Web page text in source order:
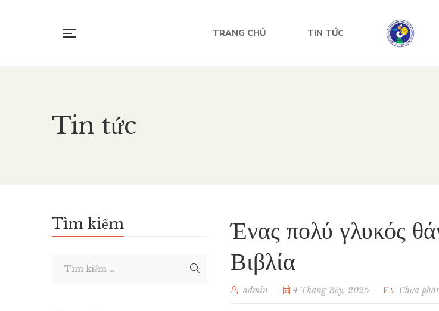
TRANG CHỦ TIN TỨC
Tin tức
Ένας πολύ γλυκός
Βιβλία
admin 4 Tháng Bảy, 2025 Chưa
Tìm kiếm